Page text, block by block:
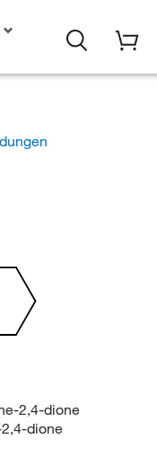
2,4-dione
dione